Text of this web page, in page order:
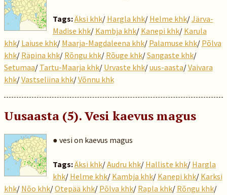
Tags:Äksi khk/ Hargla khk/ Helme khk/Järva-
Madise khk/ Kambja khk/ Kanepi khk/ Karula
khk/ Laiuse khk/ Maarja-Magdaleena khk/ Palamuse khk/ Põlva
khk/ Räpina khk/ Rõngu khk/ Rõuge khk/Sangaste khk/
Setumaa/ Tartu-Maarja khk/ Urvaste khk/uus-aasta/Vaivara
khk/Vastseliina khk/Võnnu khk
Uusaasta (5). Vesi kaevus magus
● vesi on kaevus magus
Tags:Äksi khk/Audru khk/ Halliste khk/ Hargla
khk/ Helme khk/ Kambja khk/ Kanepi khk/ Karksi
khk/ Nõo khk/Otepää khk/ Põlva khk/ Rapla khk/ Rõngu khk/